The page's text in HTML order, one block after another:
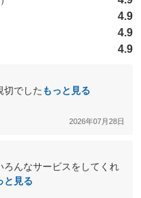
） 4.9
4.9
4.9
切でした もっと見る
2026年07月28日
んなサービスをしてくれ
と見る